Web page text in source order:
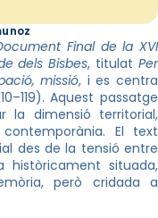
Final de la XVI
dels Bisbes, titulat Per
missió, i es centra
Aquest passatge
la dimensió territorial,
El text
des de la tensió entre
històricament situada,
però cridada a